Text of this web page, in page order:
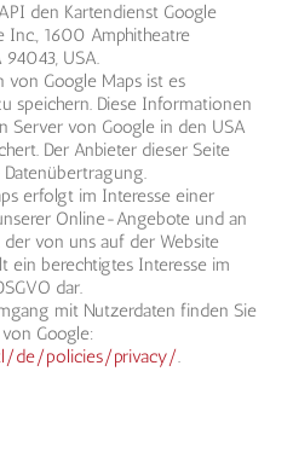
den Kartendienst Google
Inc., 1600 Amphitheatre
94043, USA.
Google Maps ist es
speichern. Diese Informationen
Server von Google in den USA
Der Anbieter dieser Seite
Datenübertragung.
erfolgt im Interesse einer
Online-Angebote und an
von uns auf der Website
ein berechtigtes Interesse im
dar.
mit Nutzerdaten finden Sie
Google:
de/policies/privacy/.